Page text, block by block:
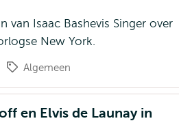
van Isaac Bashevis Singer over
New York.
Algemeen
en Elvis de Launay in